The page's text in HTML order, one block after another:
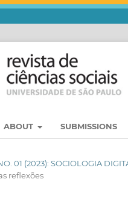
ABOUT SUBMISSIONS
01 (2023): SOCIOLOGIA
reflexões